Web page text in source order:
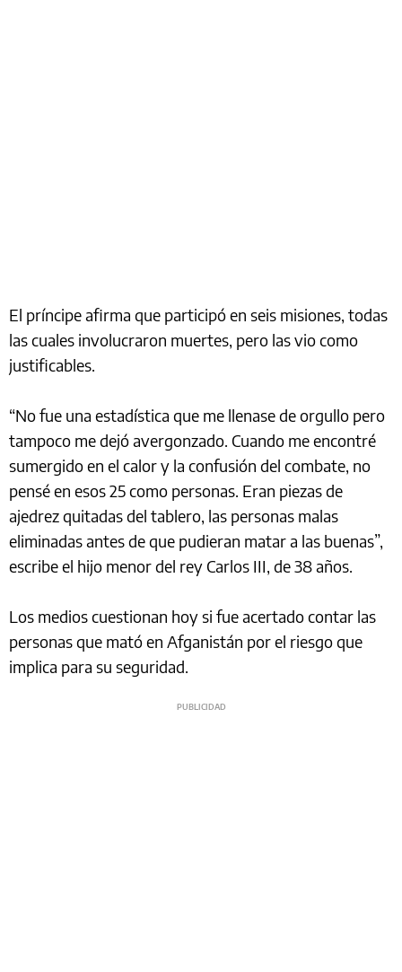
El príncipe afirma que participó en seis misiones, todas
las cuales involucraron muertes, pero las vio como
justificables.
“No fue una estadística que me llenase de orgullo pero
tampoco me dejó avergonzado. Cuando me encontré
sumergido en el calor y la confusión del combate, no
pensé en esos 25 como personas. Eran piezas de
ajedrez quitadas del tablero, las personas malas
eliminadas antes de que pudieran matar a las buenas”,
escribe el hijo menor del rey Carlos III, de 38 años.
Los medios cuestionan hoy si fue acertado contar las
personas que mató en Afganistán por el riesgo que
implica para su seguridad.